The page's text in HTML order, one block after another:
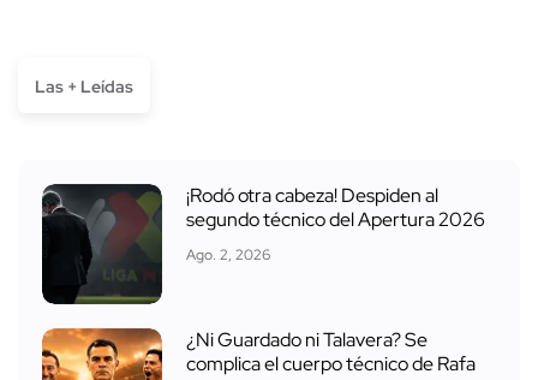
Las + Leídas
¡Rodó otra cabeza! Despiden al
segundo técnico del Apertura 2026
Ago. 2, 2026
¿Ni Guardado ni Talavera? Se
complica el cuerpo técnico de Rafa